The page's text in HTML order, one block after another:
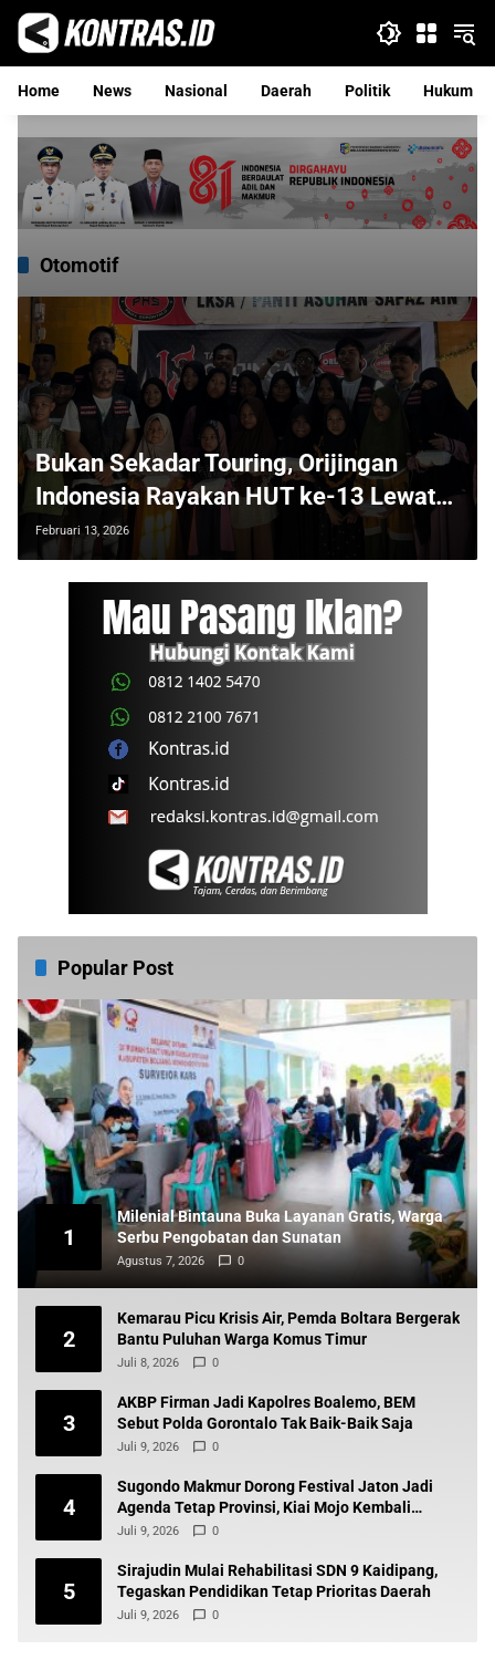
Langsung
konten
Home
News Nasional Daerah Politik Hukum
Otomotif
Bukan Sekadar Touring, Orijingan
Indonesia Rayakan HUT ke-13 Lewat
Aksi Sosial
Februari 13, 2026
Popular Post
1
Milenial Bintauna Buka Layanan Gratis, Warga
Serbu Pengobatan dan Sunatan
Agustus 7, 2026 0
2
Kemarau Picu Krisis Air, Pemda Boltara Bergerak
Bantu Puluhan Warga Komus Timur
Juli 8, 2026 0
3
AKBP Firman Jadi Kapolres Boalemo, BEM
Sebut Polda Gorontalo Tak Baik-Baik Saja
Juli 9, 2026 0
4
Sugondo Makmur Dorong Festival Jaton Jadi
Agenda Tetap Provinsi, Kiai Mojo Kembali
Disuarakan
Juli 9, 2026 0
5
Sirajudin Mulai Rehabilitasi SDN 9 Kaidipang,
Tegaskan Pendidikan Tetap Prioritas Daerah
Juli 9, 2026 0